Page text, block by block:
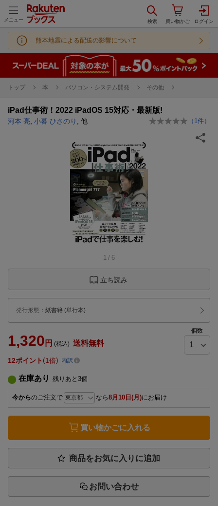
メニュー
熊本地震による配送の影響について
トップ 本 パソコン・システム開発 その他
iPad仕事術！2022 iPadOS 15対応・最新版!
河本 亮 小暮 ひさのり , 他 （ 1 件）
1 / 6
立ち読み
発行形態 ： 紙書籍 (単行本)
1,320 円 (税込) 送料無料
個数
12ポイント 1倍 内訳
在庫あり 残りあと 3個
今からのご注文で なら8月10日(月)にお届け
買い物かごに入れる
商品をお気に入りに追加
お問い合わせ